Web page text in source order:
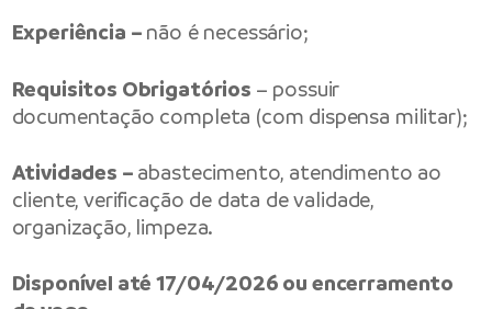
Experiência – não é necessário;
Requisitos Obrigatórios – possuir
documentação completa (com dispensa militar);
Atividades – abastecimento, atendimento ao
cliente, verificação de data de validade,
organização, limpeza.
Disponível até 17/04/2026 ou encerramento